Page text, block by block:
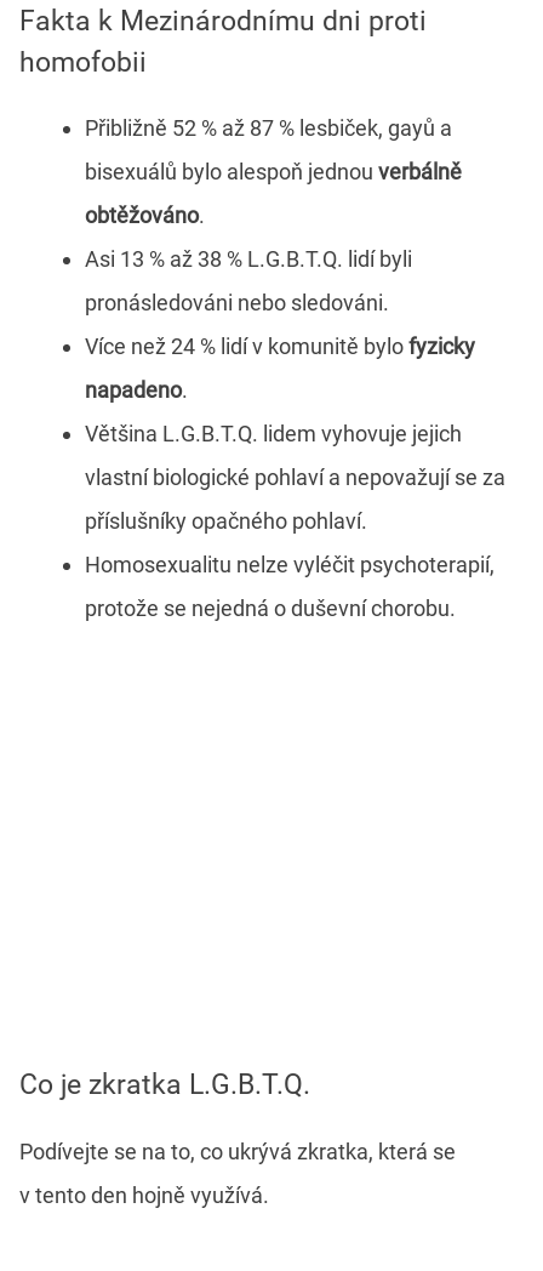
Fakta k Mezinárodnímu dni proti
homofobii
Přibližně 52 % až 87 % lesbiček, gayů a
bisexuálů bylo alespoň jednou verbálně
obtěžováno.
Asi 13 % až 38 % L.G.B.T.Q. lidí byli
pronásledováni nebo sledováni.
Více než 24 % lidí v komunitě bylofyzicky
napadeno.
Většina L.G.B.T.Q. lidem vyhovuje jejich
vlastní biologické pohlaví a nepovažují se za
příslušníky opačného pohlaví.
Homosexualitu nelze vyléčit psychoterapií,
protože se nejedná o duševní chorobu.
Co je zkratka L.G.B.T.Q.
Podívejte se na to, co ukrývá zkratka, která se
v tento den hojně využívá.